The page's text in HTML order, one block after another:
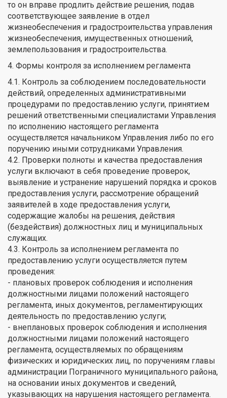
то он вправе продлить действие решения, подав
соответствующее заявление в отдел
жизнеобеспечения и градостроительства управления
жизнеобеспечения, имущественных отношений,
землепользования и градостроительства.
4. Формы контроля за исполнением регламента
4.1. Контроль за соблюдением последовательности
действий, определенных административными
процедурами по предоставлению услуги, принятием
решений ответственными специалистами Управления
по исполнению настоящего регламента
осуществляется начальником Управления либо по его
поручению иными сотрудниками Управления.
4.2. Проверки полноты и качества предоставления
услуги включают в себя проведение проверок,
выявление и устранение нарушений порядка и сроков
предоставления услуги, рассмотрение обращений
заявителей в ходе предоставления услуги,
содержащие жалобы на решения, действия
(бездействия) должностных лиц и муниципальных
служащих.
4.3. Контроль за исполнением регламента по
предоставлению услуги осуществляется путем
проведения:
- плановых проверок соблюдения и исполнения
должностными лицами положений настоящего
регламента, иных документов, регламентирующих
деятельность по предоставлению услуги;
- внеплановых проверок соблюдения и исполнения
должностными лицами положений настоящего
регламента, осуществляемых по обращениям
физических и юридических лиц, по поручениям главы
администрации Пограничного муниципального района,
на основании иных документов и сведений,
указывающих на нарушения настоящего регламента.